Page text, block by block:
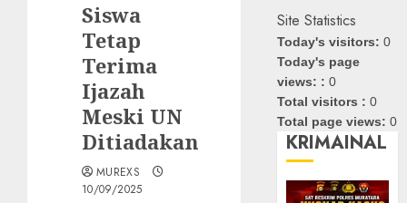
Siswa
Tetap
Terima
Ijazah
Meski UN
Ditiadakan
MUREXS
10/09/2025
Site Statistics
Today's visitors:0
Today's page
views: :0
Total visitors :0
Total page views:0
KRIMAINAL